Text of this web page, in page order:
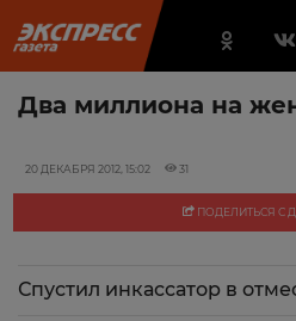
Два миллиона на
20 ДЕКАБРЯ 2012, 15:02 31
ПОДЕЛИТЬСЯ С
Спустил инкассатор в